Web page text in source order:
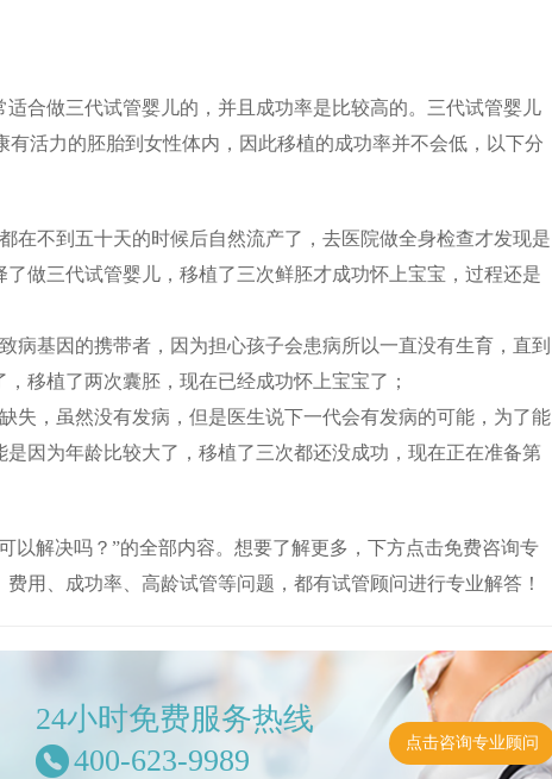
合做三代试管婴儿的，并且成功率是比较高的。三代试管婴儿
活力的胚胎到女性体内，因此移植的成功率并不会低，以下分
在不到五十天的时候后自然流产了，去医院做全身检查才发现是
做三代试管婴儿，移植了三次鲜胚才成功怀上宝宝，过程还是
病基因的携带者，因为担心孩子会患病所以一直没有生育，直到
移植了两次囊胚，现在已经成功怀上宝宝了；
失，虽然没有发病，但是医生说下一代会有发病的可能，为了能
因为年龄比较大了，移植了三次都还没成功，现在正在准备第
以解决吗？”的全部内容。想要了解更多，下方点击免费咨询专
用、成功率、高龄试管等问题，都有试管顾问进行专业解答！
24小时免费服务热线
400-623-9989
点击咨询专业顾问